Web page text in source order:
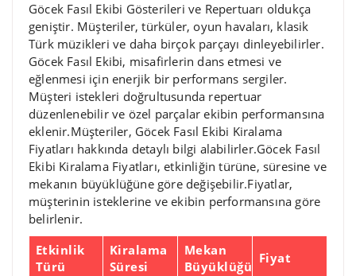
Göcek Fasıl Ekibi Gösterileri ve Repertuarı oldukça
geniştir. Müşteriler, türküler, oyun havaları, klasik
Türk müzikleri ve daha birçok parçayı dinleyebilirler.
Göcek Fasıl Ekibi, misafirlerin dans etmesi ve
eğlenmesi için enerjik bir performans sergiler.
Müşteri istekleri doğrultusunda repertuar
düzenlenebilir ve özel parçalar ekibin performansına
eklenir.Müşteriler, Göcek Fasıl Ekibi Kiralama
Fiyatları hakkında detaylı bilgi alabilirler.Göcek Fasıl
Ekibi Kiralama Fiyatları, etkinliğin türüne, süresine ve
mekanın büyüklüğüne göre değişebilir.Fiyatlar,
müşterinin isteklerine ve ekibin performansına göre
belirlenir.
Etkinlik
Türü
Kiralama
Süresi
Mekan
Büyüklüğü
Fiyat